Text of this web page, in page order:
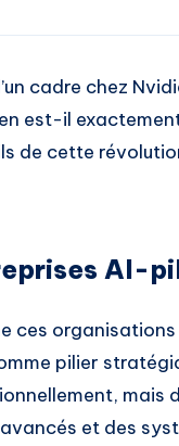
cadre chez
est-il
de cette
AI-
ces
pilier
mais
et des